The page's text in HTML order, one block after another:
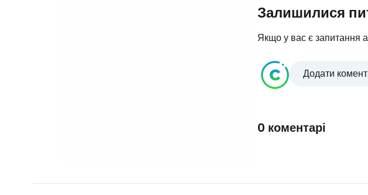
Залишилися
Якщо у вас є запитання
Додати
0 коментарі